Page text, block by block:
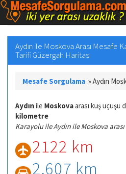
Aydın ile Moskova Arası Mesafe
Tarifi Güzergah Haritası
Mesafe Sorgulama »Aydın
Aydın ile Moskovaarası kuş uçuşu
kilometre
Karayolu ile Aydın ile Moskova arası
2122 km
2.607 km